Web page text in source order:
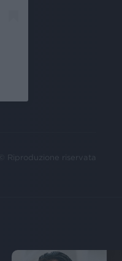
© Riproduzione riservata